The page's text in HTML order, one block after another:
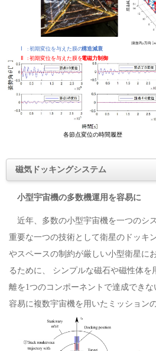
磁気ドッキングシステム
小型宇宙機の多数機運用を容易に
近年、多数の小型宇宙機を一つのシ
重要な一つの技術として衛星のドッキ
やスペースの制約が厳しい小型衛星に
るために、 シンプルな磁石や磁性体を
離を1つのコンポーネントで達成でき
容易に複数宇宙機を用いたミッション